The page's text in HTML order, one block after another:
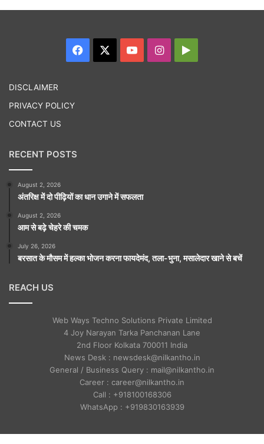
Facebook YouTubeInstagram
DISCLAIMER
PRIVACY POLICY
CONTACT US
RECENT POSTS
August 2, 2026
अंतरिक्ष में दो पीढ़ियों का धान उगाने में सफलता
August 2, 2026
आम से बढ़े चेहरे की चमक
July 26, 2026
बरसात के मौसम में हल्का भोजन करना फायदेमंद, तला-भुना, मसालेदार खाने से बचें
REACH US
Web Ways Techno Solutions Private Limited
4 Joy Narayan Tarka Panchanan Lane
2nd Floor Kolkata 700011 India
News Desk : newsdesk@nilkantho.in
General / Business Query : mail@nilkantho.in
Career : career@nilkantho.in
Call : +918100168306
WhatsApp : +919830163939